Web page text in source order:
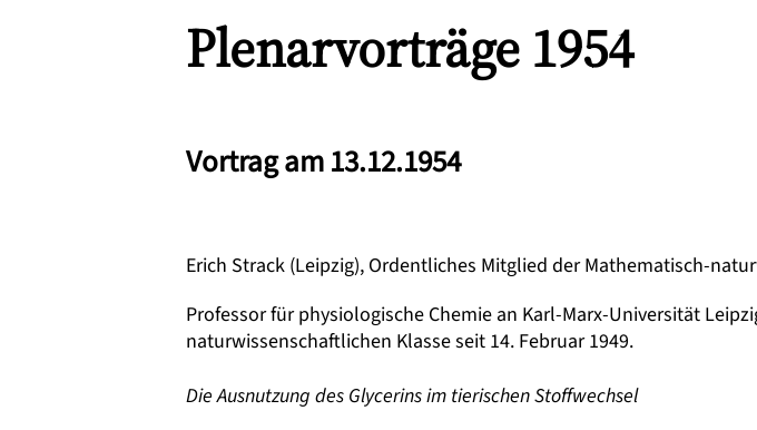
Plenarvorträge 1954
Vortrag am 13.12.1954
Erich Strack (Leipzig), Ordentliches Mitglied der Mathematisch-
Professor für physiologische Chemie an Karl-Marx-Universität
naturwissenschaftlichen Klasse seit 14. Februar 1949.
Die Ausnutzung des Glycerins im tierischen Stoffwechsel